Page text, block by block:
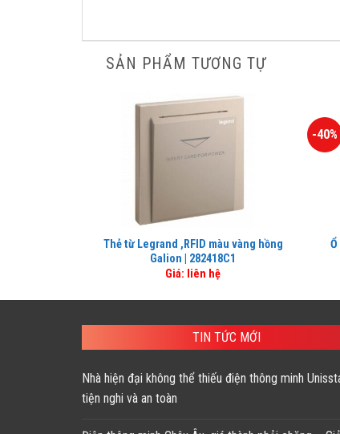
SẢN PHẨM TƯƠNG TỰ
Thẻ từ Legrand ,RFID màu vàng hồng
Galion | 282418C1
Giá: liên hệ
-40%
TIN TỨC MỚI
Nhà hiện đại không thể thiếu điện thông minh
tiện nghi và an toàn